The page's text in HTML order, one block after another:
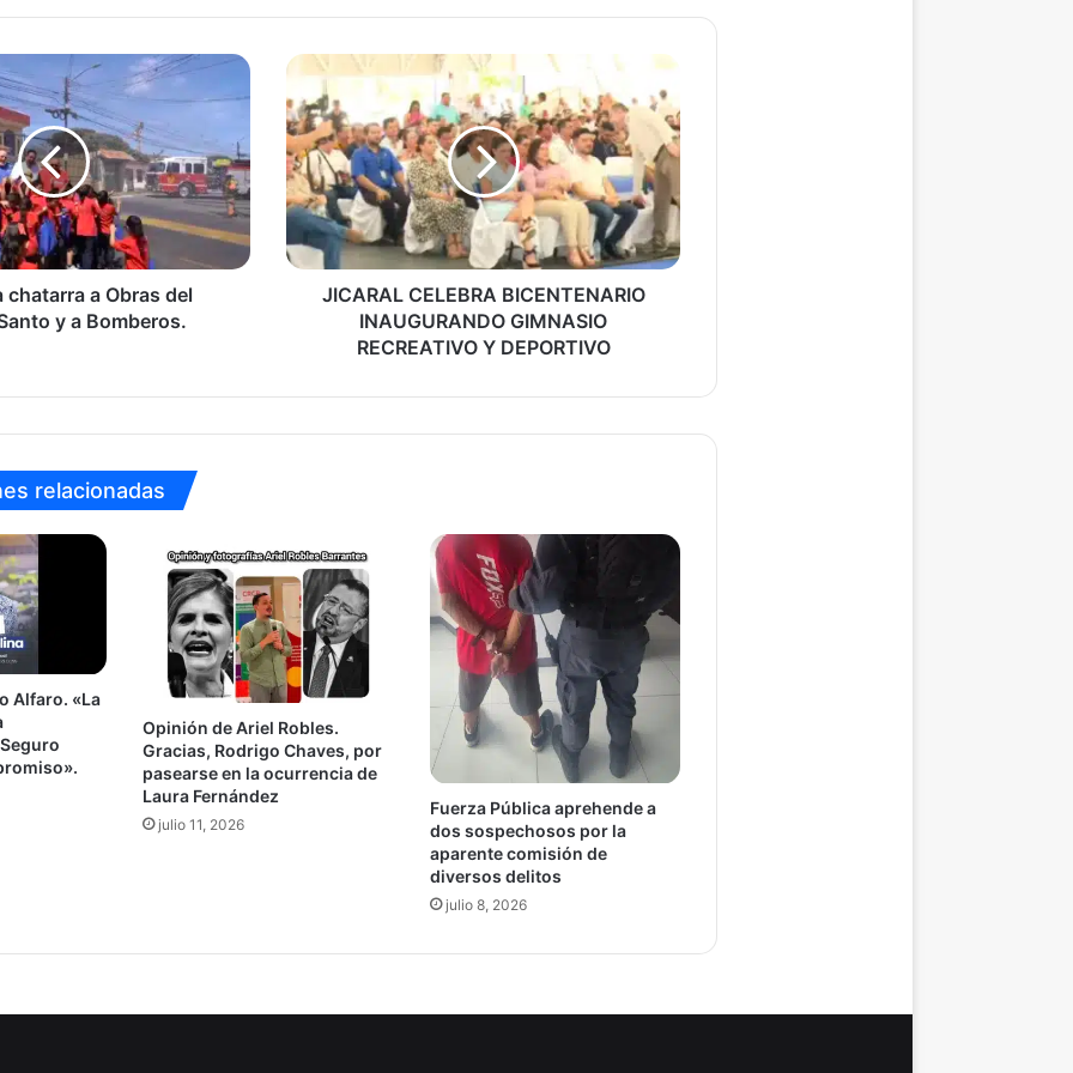
chatarra a Obras del
y a Bomberos.
JICARAL
CELEBRA
BICENTENARIO
INAUGURANDO
GIMNASIO
RECREATIVO
Y
DEPORTIVO
JICARAL CELEBRA BICENTENARIO
INAUGURANDO GIMNASIO
RECREATIVO Y DEPORTIVO
relacionadas
Alfaro. «La
Opinión de Ariel Robles.
Gracias, Rodrigo Chaves, por
pasearse en la ocurrencia de
Laura Fernández
julio 11, 2026
Fuerza Pública aprehende a
dos sospechosos por la
aparente comisión de
diversos delitos
julio 8, 2026